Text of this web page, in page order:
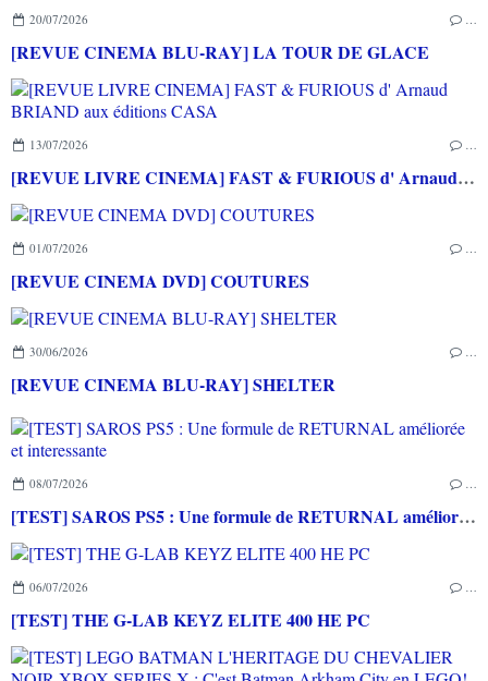
20/07/2026 …
[REVUE CINEMA BLU-RAY] LA TOUR DE GLACE
13/07/2026 …
[REVUE LIVRE CINEMA] FAST & FURIOUS d' Arnaud BRIAND aux éditions CASA
01/07/2026 …
[REVUE CINEMA DVD] COUTURES
30/06/2026 …
[REVUE CINEMA BLU-RAY] SHELTER
08/07/2026 …
[TEST] SAROS PS5 : Une formule de RETURNAL améliorée et interessante
06/07/2026 …
[TEST] THE G-LAB KEYZ ELITE 400 HE PC